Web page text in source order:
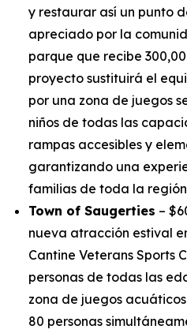
y restaurar así un punto
apreciado por la
parque que recibe
proyecto sustituirá el
por una zona de juegos
niños de todas las
rampas accesibles y
garantizando una
familias de toda la
Town of Saugerties –
nueva atracción estival
Cantine Veterans Sports
personas de todas las
zona de juegos
80 personas